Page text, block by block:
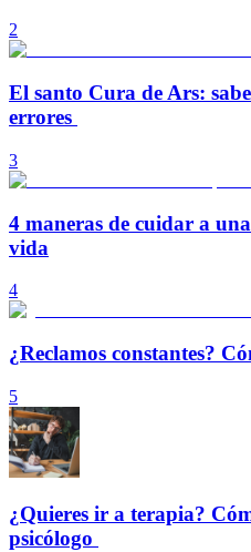
2
El santo Cura de Ars:
errores
3
4 maneras de cuidar a
vida
4
¿Reclamos constantes?
5
¿Quieres ir a terapia?
psicólogo